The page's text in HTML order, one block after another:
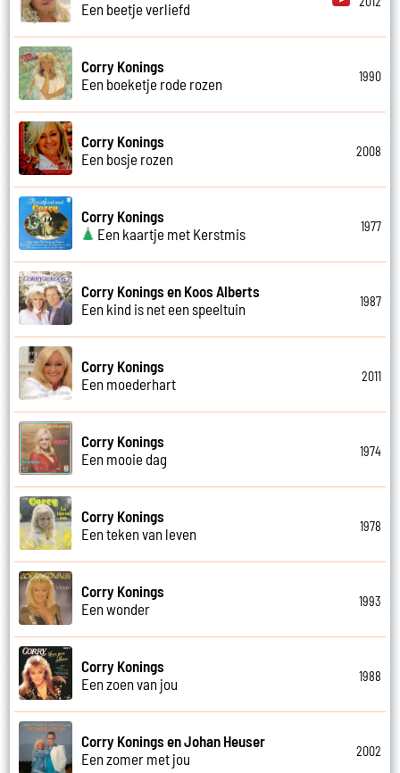
Een beetje verliefd
Corry Konings
Een boeketje rode rozen
1990
Corry Konings
Een bosje rozen
2008
Corry Konings
Een kaartje met Kerstmis
1977
Corry Konings en Koos Alberts
Een kind is net een speeltuin
1987
Corry Konings
Een moederhart
2011
Corry Konings
Een mooie dag
1974
Corry Konings
Een teken van leven
1978
Corry Konings
Een wonder
1993
Corry Konings
Een zoen van jou
1988
Corry Konings en Johan Heuser
Een zomer met jou
2002